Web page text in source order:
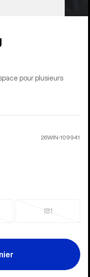
pour plusieurs
26WIN-109941
181
Épuisé